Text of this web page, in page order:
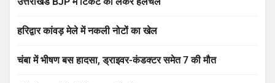
हरिद्वार कांवड़ मेले में नकली नोटों का खेल
चंबा में भीषण बस हादसा, ड्राइवर-कंडक्टर समेत 7 की मौत